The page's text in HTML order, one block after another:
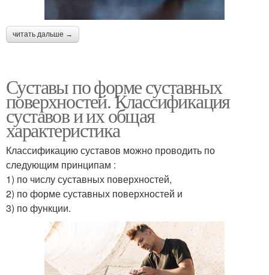
читать дальше →
Суставы по форме суставных
поверхностей. Классификация
суставов и их общая
характеристика
Классификацию суставов можно проводить по
следующим принципам :
1) по числу суставных поверхностей,
2) по форме суставных поверхностей и
3) по функции.